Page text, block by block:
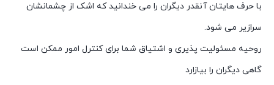
با حرف هایتان آنقدر دیگران را می خندانید که اشک از چشمانشان
سرازیر می شود.
روحیه مسئولیت پذیری و اشتیاق شما برای کنترل امور ممکن است
گاهی دیگران را بیازارد